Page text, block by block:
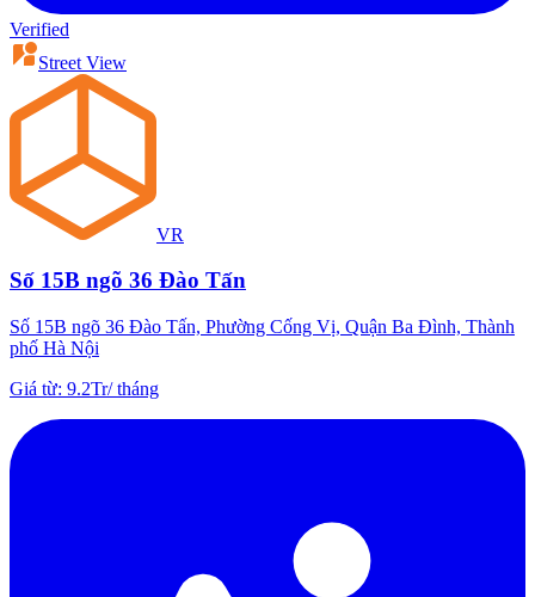
Verified
Street View
VR
Số 15B ngõ 36 Đào Tấn
Số 15B ngõ 36 Đào Tấn, Phường Cống Vị, Quận Ba Đình, Thành
phố Hà Nội
Giá từ: 9.2Tr/tháng